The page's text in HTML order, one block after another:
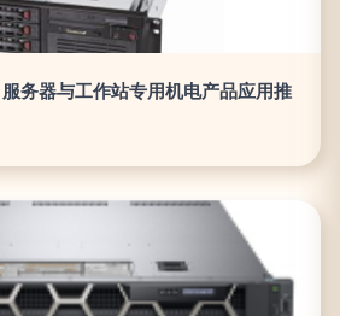
务器与工作站专用机电产品应用推